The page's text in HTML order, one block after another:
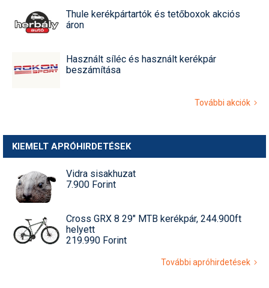
Thule kerékpártartók és tetőboxok akciós
áron
Használt síléc és használt kerékpár
beszámítása
További akciók
KIEMELT APRÓHIRDETÉSEK
Vidra sisakhuzat
7.900 Forint
Cross GRX 8 29" MTB kerékpár, 244.900ft
helyett
219.990 Forint
További apróhirdetések